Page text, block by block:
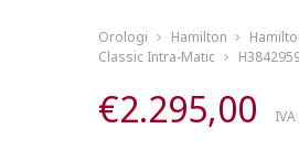
Orologi Hamilton
Classic Intra-Matic
€2.295,00